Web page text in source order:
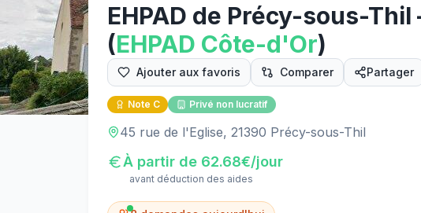
EHPAD de Précy-sous-Thil
(EHPAD Côte-d'Or)
Ajouter aux favoris Comparer Partager
Note C Privé non lucratif
45 rue de l'Eglise, 21390 Précy-sous-Thil
À partir de 62.68€/jour
avant déduction des aides